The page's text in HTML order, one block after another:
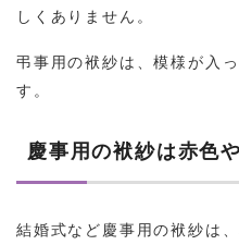
しくありません。
弔事用の袱紗は、模様が入
す。
慶事用の袱紗は赤色
結婚式など慶事用の袱紗は